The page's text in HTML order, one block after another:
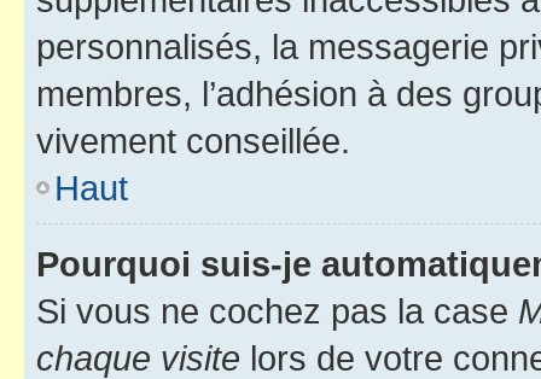
personnalisés, la messagerie
membres, l’adhésion à des
vivement conseillée.
Haut
Pourquoi suis-je
Si vous ne cochez pas la case
chaque visite lors de votre